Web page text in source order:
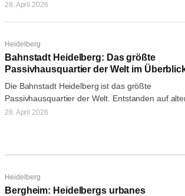
28. April 2026
Heidelberg
Bahnstadt Heidelberg: Das größte
Passivhausquartier der Welt im
Die Bahnstadt Heidelberg ist das größte
Passivhausquartier der Welt. Entstanden auf
Güterbahnhof, leben hier über 6.000 Menschen.
28. April 2026
Heidelberg
Bergheim: Heidelbergs urbanes